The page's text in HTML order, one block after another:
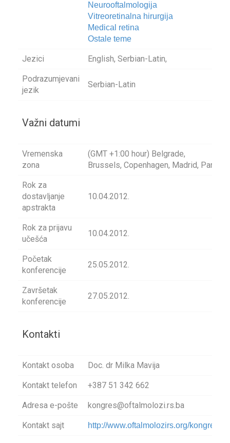
Neurooftalmologija
Vitreoretinalna hirurgija
Medical retina
Ostale teme
Jezici English, Serbian-Latin,
Podrazumjevani
jezik
Serbian-Latin
Važni datumi
Vremenska
zona
(GMT +1:00 hour) Belgrade,
Brussels, Copenhagen, Madrid, Paris
Rok za
dostavljanje
apstrakta
10.04.2012.
Rok za prijavu
učešća
10.04.2012.
Početak
konferencije
25.05.2012.
Završetak
konferencije
27.05.2012.
Kontakti
Kontakt osoba Doc. dr Milka Mavija
Kontakt telefon +387 51 342 662
Adresa e-pošte kongres@oftalmolozi.rs.ba
Kontakt sajt http://www.oftalmolozirs.org/kongres/